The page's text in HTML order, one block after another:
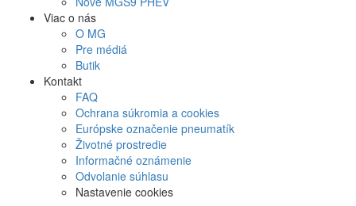
Viac o nás
O MG
Pre médiá
Butik
Kontakt
FAQ
Ochrana súkromia a cookies
Európske označenie pneumatík
Životné prostredie
Informačné oznámenie
Odvolanie súhlasu
Nastavenie cookies